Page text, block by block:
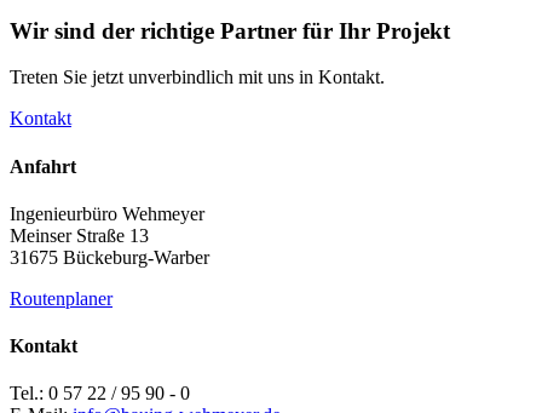
Wir sind der richtige Partner für Ihr Projekt
Treten Sie jetzt unverbindlich mit uns in Kontakt.
Kontakt
Anfahrt
Ingenieurbüro Wehmeyer
Meinser Straße 13
31675 Bückeburg-Warber
Routenplaner
Kontakt
Tel.: 0 57 22 / 95 90 - 0